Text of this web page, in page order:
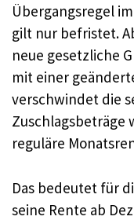
Übergangsregel
gilt nur befristet.
neue gesetzliche
mit einer
verschwindet die
Zuschlagsbeträge
reguläre
Das bedeutet für
seine Rente ab